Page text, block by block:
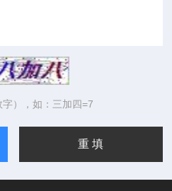
），如：三加四=7